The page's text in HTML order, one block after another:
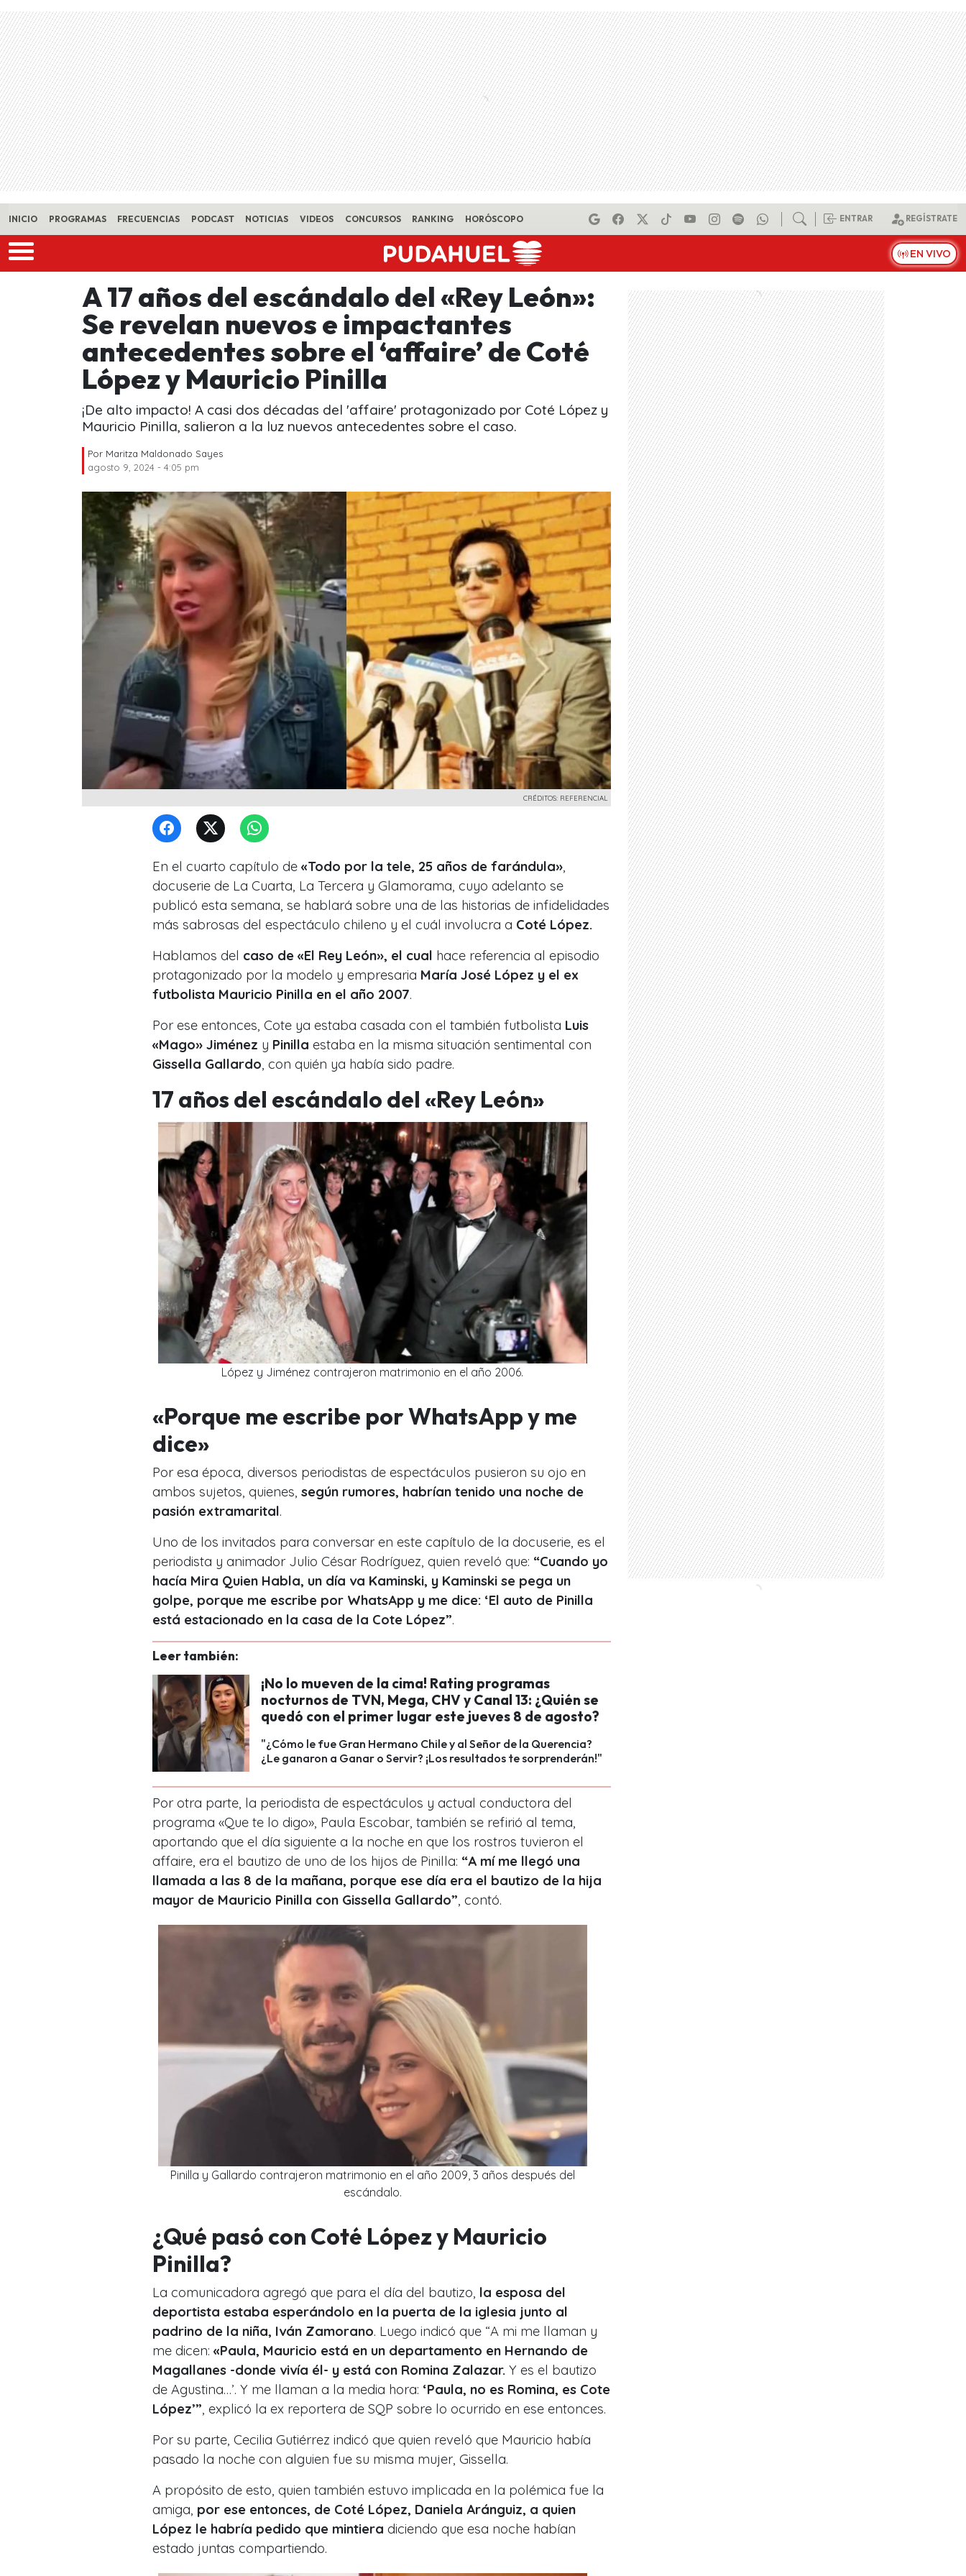
Skip to main content
INICIO PROGRAMAS FRECUENCIAS PODCAST NOTICIAS VIDEOS CONCURSOS RANKING HORÓSCOPO ENTRAR REGÍSTRATE
EN VIVO
A 17 años del escándalo del «Rey León»:
Se revelan nuevos e impactantes
antecedentes sobre el ‘affaire’ de Coté
López y Mauricio Pinilla
¡De alto impacto! A casi dos décadas del 'affaire' protagonizado por Coté López y
Mauricio Pinilla, salieron a la luz nuevos antecedentes sobre el caso.
Por Maritza Maldonado Sayes
agosto 9, 2024 - 4:05 pm
CRÉDITOS: REFERENCIAL
En el cuarto capítulo de «Todo por la tele, 25 años de farándula»
docuserie de La Cuarta, La Tercera y Glamorama, cuyo adelanto se
publicó esta semana, se hablará sobre una de las historias de infidelidades
más sabrosas del espectáculo chileno y el cuál involucra a Coté López.
Hablamos del caso de «El Rey León», el cual hace referencia al episodio
protagonizado por la modelo y empresaria María José López y el ex
futbolista Mauricio Pinilla en el año 2007.
Por ese entonces, Cote ya estaba casada con el también futbolista Luis
«Mago» Jiménez y Pinilla estaba en la misma situación sentimental con
Gissella Gallardo , con quién ya había sido padre.
17 años del escándalo del «Rey León»
López y Jiménez contrajeron matrimonio en el año 2006.
«Porque me escribe por WhatsApp y me
dice»
Por esa época, diversos periodistas de espectáculos pusieron su ojo en
ambos sujetos, quienes, según rumores, habrían tenido una noche de
pasión extramarital.
Uno de los invitados para conversar en este capítulo de la docuserie, es el
periodista y animador Julio César Rodríguez, quien reveló que: “Cuando yo
hacía Mira Quien Habla, un día va Kaminski, y Kaminski se pega un
golpe, porque me escribe por WhatsApp y me dice: ‘El auto de Pinilla
está estacionado en la casa de la Cote López”.
Leer también:
¡No lo mueven de la cima! Rating programas
nocturnos de TVN, Mega, CHV y Canal 13: ¿Quién se
quedó con el primer lugar este jueves 8 de agosto?
"¿Cómo le fue Gran Hermano Chile y al Señor de la Querencia?
¿Le ganaron a Ganar o Servir? ¡Los resultados te sorprenderán!"
Por otra parte, la periodista de espectáculos y actual conductora del
programa «Que te lo digo», Paula Escobar, también se refirió al tema,
aportando que el día siguiente a la noche en que los rostros tuvieron el
affaire, era el bautizo de uno de los hijos de Pinilla: “A mí me llegó una
llamada a las 8 de la mañana, porque ese día era el bautizo de la hija
mayor de Mauricio Pinilla con Gissella Gallardo” , contó.
Pinilla y Gallardo contrajeron matrimonio en el año 2009, 3 años después del
escándalo.
¿Qué pasó con Coté López y Mauricio
Pinilla?
La comunicadora agregó que para el día del bautizo, la esposa del
deportista estaba esperándolo en la puerta de la iglesia junto al
padrino de la niña, Iván Zamorano. Luego indicó que “A mi me llaman y
me dicen: «Paula, Mauricio está en un departamento en Hernando de
Magallanes -donde vivía él- y está con Romina Zalazar. Y es el bautizo
de Agustina…’. Y me llaman a la media hora: ‘Paula, no es Romina, es Cote
López’” , explicó la ex reportera de SQP sobre lo ocurrido en ese entonces.
Por su parte, Cecilia Gutiérrez indicó que quien reveló que Mauricio había
pasado la noche con alguien fue su misma mujer, Gissella.
A propósito de esto, quien también estuvo implicada en la polémica fue la
amiga, por ese entonces, de Coté López, Daniela Aránguiz, a quien
López le habría pedido que mintiera diciendo que esa noche habían
estado juntas compartiendo.